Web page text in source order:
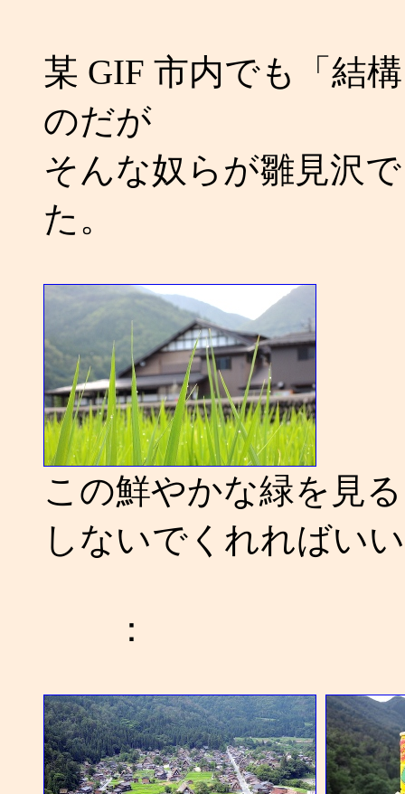
某 GIF 市内でも「結
のだが
そんな奴らが雛見沢
た。
この鮮やかな緑を見
しないでくれればい
：